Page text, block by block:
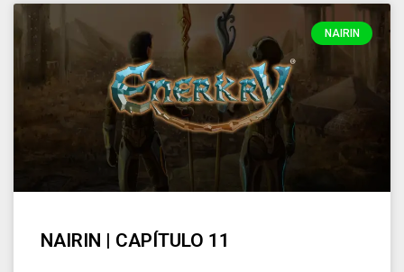
NAIRIN
NAIRIN | CAPÍTULO 11